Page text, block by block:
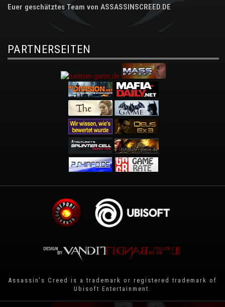
Euer geschätztes Team von ASSASSINSCREED.DE
PARTNERSEITEN
Assassin's Creed is a trademark or registered trademark of
Ubisoft Entertainment .